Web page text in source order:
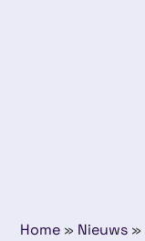
Home » Nieuws »